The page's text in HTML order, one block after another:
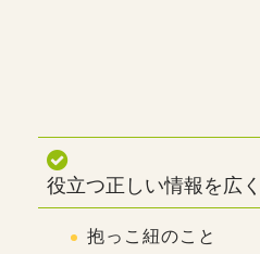
役立つ正しい情報を広
抱っこ紐のこと